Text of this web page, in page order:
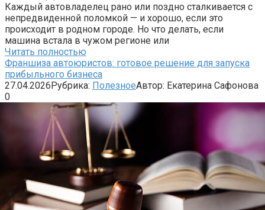
Каждый автовладелец рано или поздно сталкивается с
непредвиденной поломкой — и хорошо, если это
происходит в родном городе. Но что делать, если
машина встала в чужом регионе или
Читать полностью
Франшиза автоюристов: готовое решение для запуска
прибыльного бизнеса
27.04.2026Рубрика: ПолезноеАвтор: Екатерина Сафонова
0